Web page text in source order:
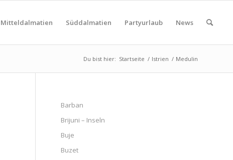
Mitteldalmatien Süddalmatien Partyurlaub News
Du bist hier: Startseite / Istrien / Medulin
Barban
Brijuni – Inseln
Buje
Buzet